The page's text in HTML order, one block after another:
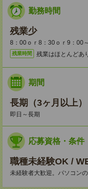
勤務時間
残業少
8：00ｏｒ8：30ｏｒ9：00
残業時間 残業はほとんどあ
期間
長期（3ヶ月以上）
即日～長期
応募資格・条件
職種未経験OK /
未経験者大歓迎。パソコン